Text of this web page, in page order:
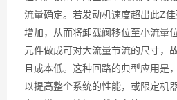
流量确定。若发动机速度超出此Z
增加，从而将卸载阀移位至小流量
元件做成可对大流量节流的尺寸，
且成本低。这种回路的典型应用是
以提高整个系统的性能，或限定机